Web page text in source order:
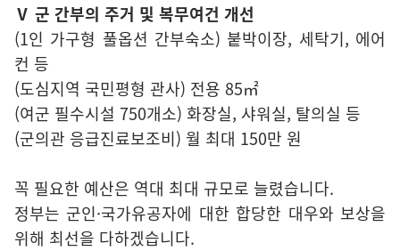
Ⅴ 군 간부의 주거 및 복무여건 개선
(1인 가구형 풀옵션 간부숙소) 붙박이장, 세탁기, 에어
컨 등
(도심지역 국민평형 관사) 전용 85㎡
(여군 필수시설 750개소) 화장실, 샤워실, 탈의실 등
(군의관 응급진료보조비) 월 최대 150만 원
꼭 필요한 예산은 역대 최대 규모로 늘렸습니다.
정부는 군인·국가유공자에 대한 합당한 대우와 보상을
위해 최선을 다하겠습니다.